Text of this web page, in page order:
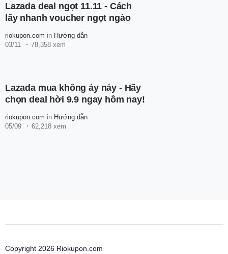
Lazada deal ngọt 11.11 - Cách
lấy nhanh voucher ngọt ngào
riokupon.com in Hướng dẫn
03/11
78,358 xem
Lazada mua không áy náy - Hãy
chọn deal hời 9.9 ngay hôm nay!
riokupon.com in Hướng dẫn
05/09
62,218 xem
Copyright 2026 Riokupon.com